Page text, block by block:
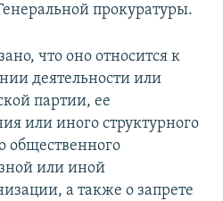
прокуратуры.
что оно относится к
деятельности или
партии, ее
или иного структурного
общественного
или иной
а также о запрете